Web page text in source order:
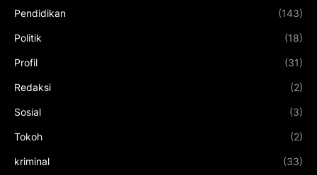
Pendidikan (143)
Politik (18)
Profil (31)
Redaksi (2)
Sosial (3)
Tokoh (2)
kriminal (33)